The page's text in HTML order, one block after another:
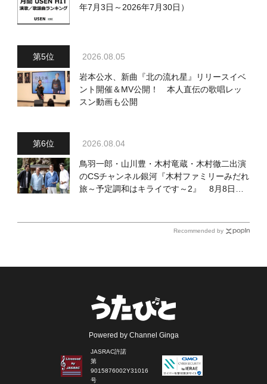
年7月3日～2026年7月30日）
2026.08.05
岩本公水、新曲『北の流れ星』リリースイベ
ント開催＆MV公開！ 本人直伝の歌唱レッ
スン動画も公開
2026.08.04
鳥羽一郎・山川豊・木村竜蔵・木村徹二出演
のCSチャンネル銀河『木村ファミリーみだれ
旅～予定調和はキライです～2』 8月8日
Recommended by
Powered by Channel Ginga
JASRAC許諾
第
9015876002Y31016
号